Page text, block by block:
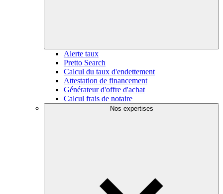
Alerte taux
Pretto Search
Calcul du taux d'endettement
Attestation de financement
Générateur d'offre d'achat
Calcul frais de notaire
Nos expertises